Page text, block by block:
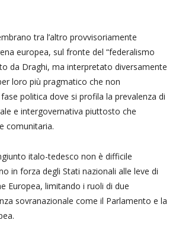
tra l’altro provvisoriamente
europea, sul fronte del “federalismo
da Draghi, ma interpretato diversamente
loro più pragmatico che non
politica dove si profila la prevalenza di
e intergovernativa piuttosto che
comunitaria.
italo-tedesco non è difficile
in forza degli Stati nazionali alle leve di
Europea, limitando i ruoli di due
sovranazionale come il Parlamento e la